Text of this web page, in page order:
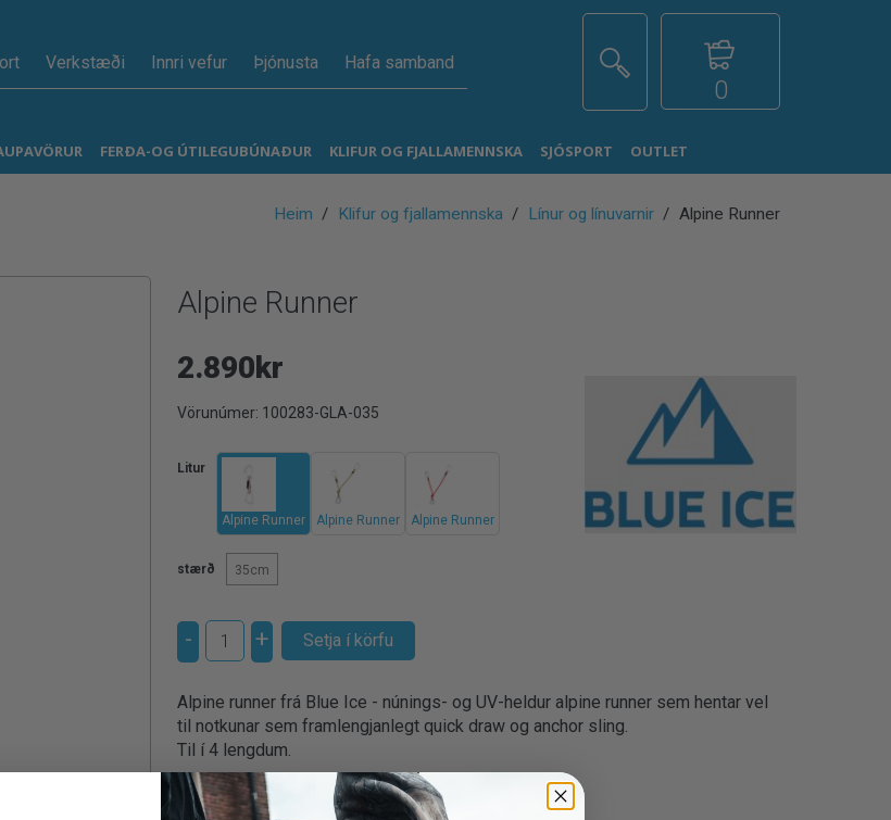
Verkstæði Innri vefur Þjónusta Hafa samband
FERÐA-OG ÚTILEGUBÚNAÐUR KLIFUR OG FJALLAMENNSKA SJÓSPORT OUTLET
0
Heim Klifur og fjallamennska Línur og línuvarnir Alpine Runner
Alpine Runner
2.890kr
Vörunúmer: 100283-GLA-035
Litur
Alpine Runner Alpine Runner Alpine Runner
stærð 35cm
- +
Alpine runner frá Blue Ice - núnings- og UV-heldur alpine runner sem hentar vel
til notkunar sem framlengjanlegt quick draw og anchor sling.
Til í 4 lengdum.
Karabínur fylgja ekki með.